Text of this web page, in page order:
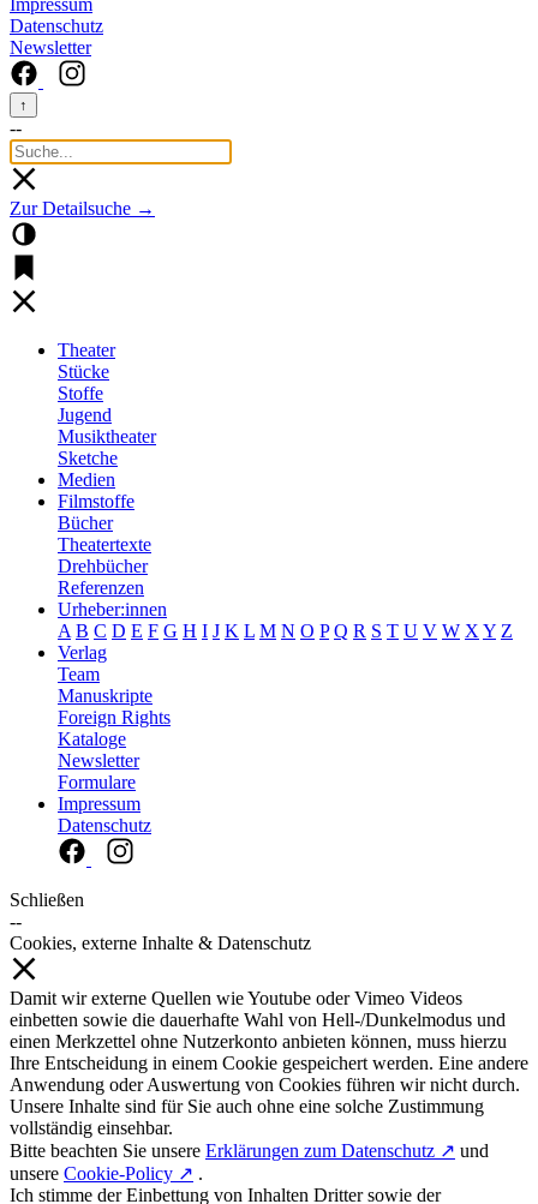
Datenschutz
Newsletter
↑
--
Zur Detailsuche →
Theater
Stücke
Stoffe
Jugend
Musiktheater
Sketche
Medien
Filmstoffe
Bücher
Theatertexte
Drehbücher
Referenzen
Urheber:innen
A B C D E F G H I J K L M N O P Q R S T U V W X Y Z
Verlag
Team
Manuskripte
Foreign Rights
Kataloge
Newsletter
Formulare
Impressum
Datenschutz
Schließen
--
Cookies, externe Inhalte & Datenschutz
Damit wir externe Quellen wie Youtube oder Vimeo Videos
einbetten sowie die dauerhafte Wahl von Hell-/Dunkelmodus und
einen Merkzettel ohne Nutzerkonto anbieten können, muss hierzu
Ihre Entscheidung in einem Cookie gespeichert werden. Eine andere
Anwendung oder Auswertung von Cookies führen wir nicht durch.
Unsere Inhalte sind für Sie auch ohne eine solche Zustimmung
vollständig einsehbar.
Bitte beachten Sie unsere Erklärungen zum Datenschutz ↗ und
unsere Cookie-Policy ↗ .
Ich stimme der Einbettung von Inhalten Dritter sowie der